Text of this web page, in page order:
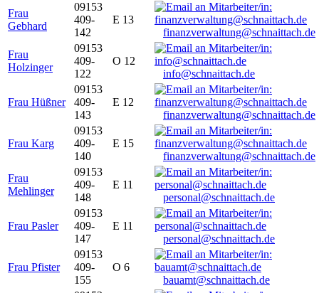
Frau
Gebhard
09153
409-
142
E 13
finanzverwaltung@schnaittach.de
Frau
Holzinger
09153
409-
122
O 12
info@schnaittach.de
Frau Hüßner
09153
409-
143
E 12
finanzverwaltung@schnaittach.de
Frau Karg
09153
409-
140
E 15
finanzverwaltung@schnaittach.de
Frau
Mehlinger
09153
409-
148
E 11
personal@schnaittach.de
Frau Pasler
09153
409-
147
E 11
personal@schnaittach.de
Frau Pfister
09153
409-
155
O 6
bauamt@schnaittach.de